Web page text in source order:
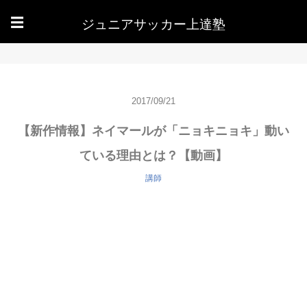
☰ ジュニアサッカー上達塾
2017/09/21
【新作情報】ネイマールが「ニョキニョキ」動い
ている理由とは？【動画】
講師